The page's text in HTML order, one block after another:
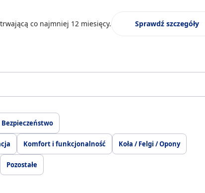
co najmniej 12 miesięcy. Sprawdź szczegóły
Bezpieczeństwo
Komfort i funkcjonalność Koła / Felgi / Opony
Pozostałe